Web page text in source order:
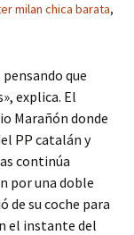
milan chica barata,
que
explica. El
Marañón donde
PP catalán y
continúa
por una doble
de su coche para
el instante del